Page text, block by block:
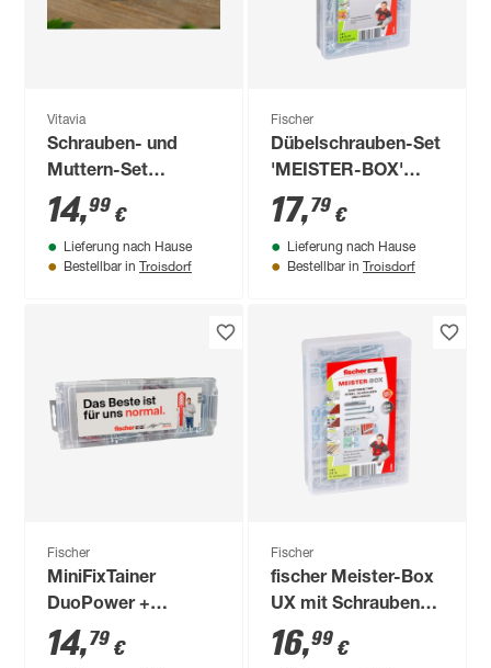
Vitavia
Schrauben- und
Muttern-Set
Aluminium
quadratisch 10
Stück
14,99 €
Lieferung nach Hause
Bestellbar in Troisdorf
Fischer
Dübelschrauben-Set
'MEISTER-BOX'
112-teilig
17,79 €
Lieferung nach Hause
Bestellbar in Troisdorf
Fischer
MiniFixTainer
DuoPower +
Schrauben 160-teilig
14,79 €
Fischer
fischer Meister-Box
UX mit Schrauben
und Haken 118-teilig
16,99 €